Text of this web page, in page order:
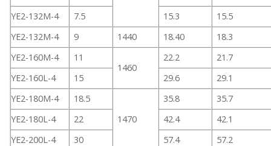
YE2-132M-4
7.5 15.3
15.5
YE2-132M-4
9 1440 18.40
18.3
YE2-160M-4
11
1460
22.2
21.7
YE2-160L-4
15 29.6
29.1
YE2-180M-4
18.5
1470
35.8
35.7
YE2-180L-4
22 42.4
42.1
YE2-200L-4
30 57.4
57.2